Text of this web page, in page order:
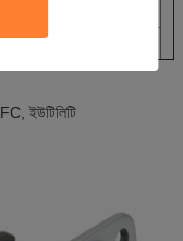
95% আরএইচ (অ ঘনীভূত)
ইউটিলিটি